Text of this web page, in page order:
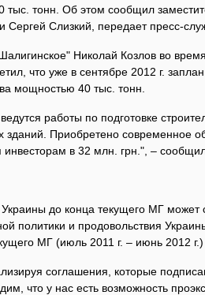
тонн. Об этом сообщил
Сергей Слизкий, передает пресс-
Николай Козлов во
что уже в сентябре 2012 г.
мощностью 40 тыс. тонн.
работы по подготовке
Приобретено современное
инвесторам в 32 млн. грн.", –
Украины до конца текущего МГ может
политики и продовольствия
МГ (июль 2011 г. – июнь 2012
соглашения, которые
что у нас есть возможность